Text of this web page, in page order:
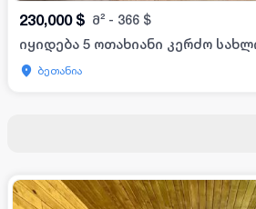
230,000 $ მ² - 366 $
იყიდება 5 ოთახიანი კერძო
ბეთანია